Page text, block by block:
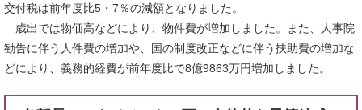
交付税は前年度比5・7％の減額となりました。
歳出では物価高などにより、物件費が増加しました。また、人事院
勧告に伴う人件費の増加や、国の制度改正などに伴う扶助費の増加な
どにより、義務的経費が前年度比で8億9863万円増加しました。